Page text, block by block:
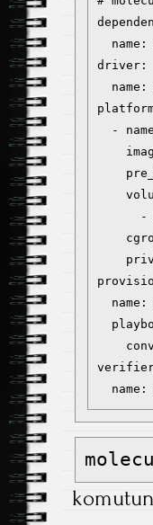
name:
driver:
name:
-
-
name: